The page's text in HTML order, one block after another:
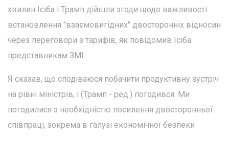
хвилин Ісіба і Трамп дійшли згоди щодо важливості
встановлення "взаємовигідних" двосторонніх відносин
через переговори з тарифів, як повідомив Ісіба
представникам ЗМІ.
Я сказав, що сподіваюся побачити продуктивну зустріч
на рівні міністрів, і (Трамп - ред.) погодився. Ми
погодилися з необхідністю посилення двосторонньої
співпраці, зокрема в галузі економічної безпеки